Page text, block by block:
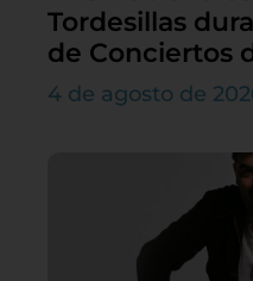
Tordesillas
de Conciertos
4 de agosto de